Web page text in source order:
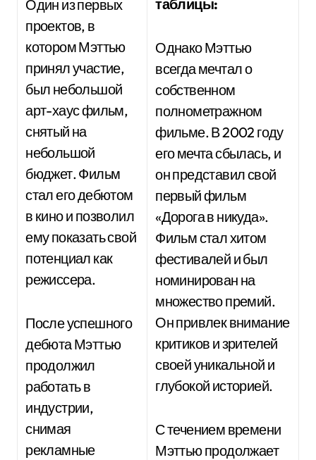
Один из первых
проектов, в
котором Мэттью
принял участие,
был небольшой
арт-хаус фильм,
снятый на
небольшой
бюджет. Фильм
стал его дебютом
в кино и позволил
ему показать свой
потенциал как
режиссера.
После успешного
дебюта Мэттью
продолжил
работать в
индустрии,
снимая
рекламные
таблицы:
Однако Мэттью
всегда мечтал о
собственном
полнометражном
фильме. В 2002 году
его мечта сбылась, и
он представил свой
первый фильм
«Дорога в никуда».
Фильм стал хитом
фестивалей и был
номинирован на
множество премий.
Он привлек внимание
критиков и зрителей
своей уникальной и
глубокой историей.
С течением времени
Мэттью продолжает